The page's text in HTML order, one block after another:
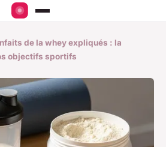
de la whey expliqués : la
objectifs sportifs